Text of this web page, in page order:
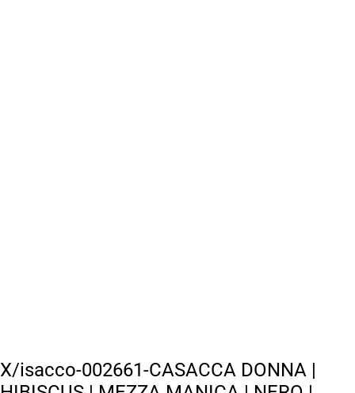
X/isacco-002661-CASACCA DONNA |